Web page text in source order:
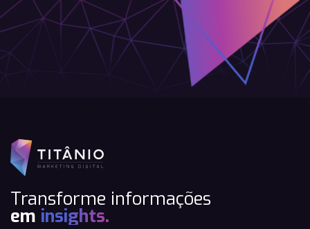
Transforme informações
em insights.